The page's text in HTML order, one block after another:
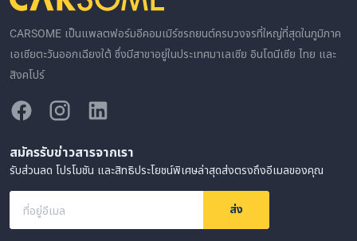
CARSOME เป็นแพลตฟอร์มอีคอมเมิร์ซรถยนต์ครบวงจรที่ใหญ่ที่สุดในภูมิภาค
เอเชียตะวันออกเฉียงใต้ ซึ่งมีสาขาอยู่ในประเทศมาเลเซีย อินโดนีเซีย ไทย และ
สิงคโปร์
สมัครรับข่าวสารจากเรา
รับส่วนลด โปรโมชัน และสิทธิประโยชน์พิเศษล่าสุดส่งตรงถึงอีเมลของคุณ
ที่อยู่อีเมล ส่ง